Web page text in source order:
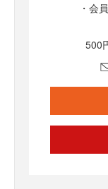
・会
500